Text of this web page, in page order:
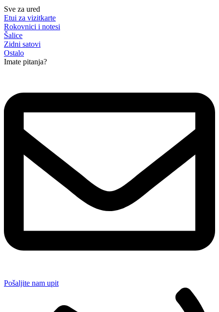
Sve za ured
Etui za vizitkarte
Rokovnici i notesi
Šalice
Zidni satovi
Ostalo
Imate pitanja?
Pošaljite nam upit